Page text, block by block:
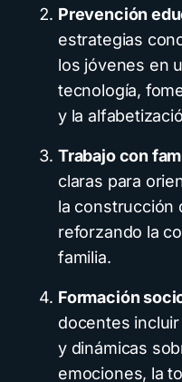
Prevención
estrategias
los jóvenes en
tecnología,
y la
Trabajo con
claras para
la construcción
reforzando la
familia.
Formación
docentes
y dinámicas
emociones, la